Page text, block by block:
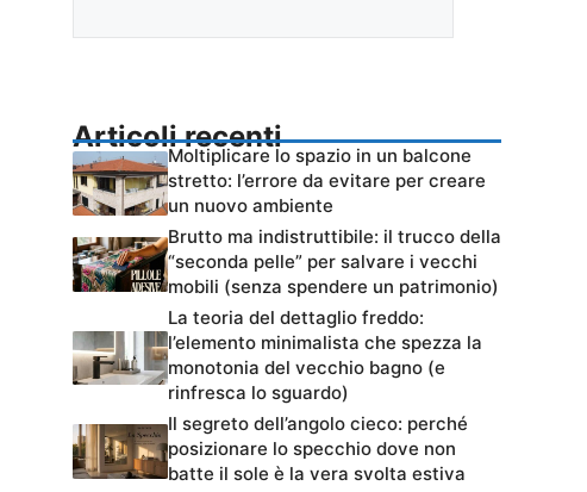
Articoli recenti
Moltiplicare lo spazio in un balcone
stretto: l’errore da evitare per creare
un nuovo ambiente
Brutto ma indistruttibile: il trucco della
“seconda pelle” per salvare i vecchi
mobili (senza spendere un patrimonio)
La teoria del dettaglio freddo:
l’elemento minimalista che spezza la
monotonia del vecchio bagno (e
rinfresca lo sguardo)
Il segreto dell’angolo cieco: perché
posizionare lo specchio dove non
batte il sole è la vera svolta estiva